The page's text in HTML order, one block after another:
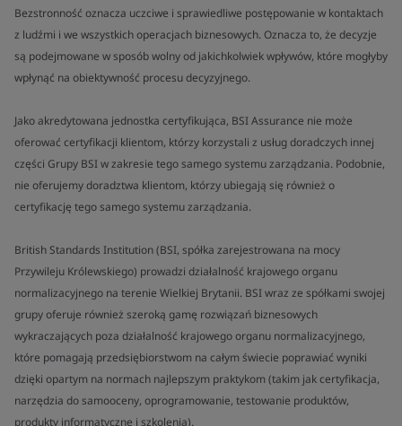
Bezstronność oznacza uczciwe i sprawiedliwe postępowanie w kontaktach
z ludźmi i we wszystkich operacjach biznesowych. Oznacza to, że decyzje
są podejmowane w sposób wolny od jakichkolwiek wpływów, które mogłyby
wpłynąć na obiektywność procesu decyzyjnego.
Jako akredytowana jednostka certyfikująca, BSI Assurance nie może
oferować certyfikacji klientom, którzy korzystali z usług doradczych innej
części Grupy BSI w zakresie tego samego systemu zarządzania. Podobnie,
nie oferujemy doradztwa klientom, którzy ubiegają się również o
certyfikację tego samego systemu zarządzania.
British Standards Institution (BSI, spółka zarejestrowana na mocy
Przywileju Królewskiego) prowadzi działalność krajowego organu
normalizacyjnego na terenie Wielkiej Brytanii. BSI wraz ze spółkami swojej
grupy oferuje również szeroką gamę rozwiązań biznesowych
wykraczających poza działalność krajowego organu normalizacyjnego,
które pomagają przedsiębiorstwom na całym świecie poprawiać wyniki
dzięki opartym na normach najlepszym praktykom (takim jak certyfikacja,
narzędzia do samooceny, oprogramowanie, testowanie produktów,
produkty informatyczne i szkolenia).